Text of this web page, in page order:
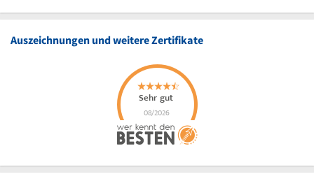
Auszeichnungen und weitere Zertifikate